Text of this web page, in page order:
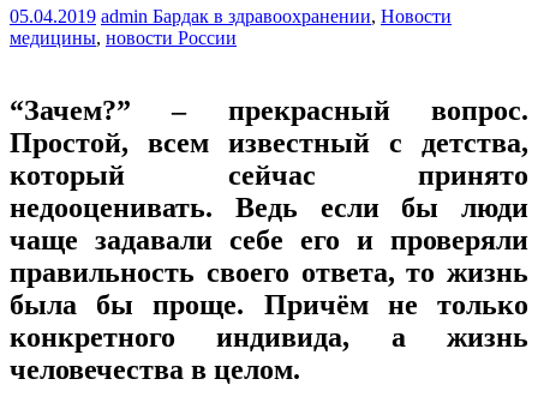
05.04.2019 admin Бардак в здравоохранении, Новости
медицины, новости России
“Зачем?” – прекрасный вопрос.
Простой, всем известный с детства,
который сейчас принято
недооценивать. Ведь если бы люди
чаще задавали себе его и проверяли
правильность своего ответа, то жизнь
была бы проще. Причём не только
конкретного индивида, а жизнь
человечества в целом.